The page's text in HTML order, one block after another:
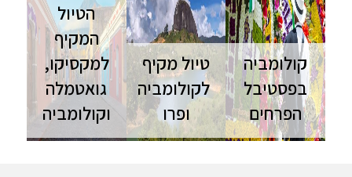
קולומביה
בפסטיבל
הפרחים
פנמה
טיול מקיף
לקולומביה
ופרו
מסע אל
הטיול
המקיף
למקסיקו,
גואטמלה
וקולומביה
טיול המשלב